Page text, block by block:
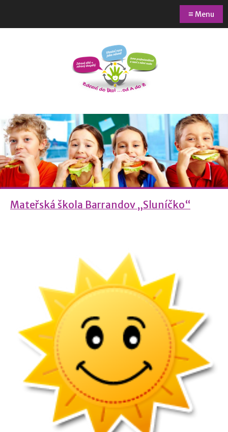
≡ Menu
Mateřská škola Barrandov „Sluníčko“